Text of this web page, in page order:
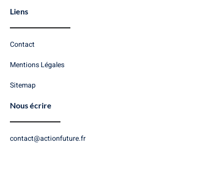
Liens
Contact
Mentions Légales
Sitemap
Nous écrire
contact@actionfuture.fr